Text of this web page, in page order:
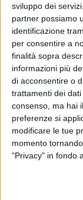
sviluppo dei servizi.
partner possiamo
identificazione
per consentire a
finalità sopra
informazioni più
di acconsentire o
trattamenti dei
consenso, ma hai
preferenze si
modificare le tue
momento
"Privacy" in fondo
L'ASSINPRO,
Pugliese,
donare alberi al
Ruggiero
Quartiere di via
Carli informando
piantumazione di
della zona.
recentemente,
manutenzione e